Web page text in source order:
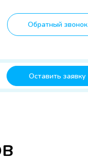
Обратный звонок
Оставить заявку